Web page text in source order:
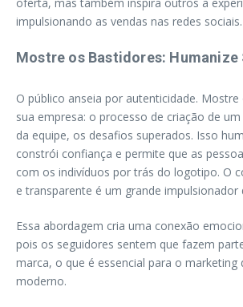
impulsionando as vendas nas redes sociais.
Mostre os Bastidores: Humanize
O público anseia por autenticidade.
sua empresa: o processo de criação de
da equipe, os desafios superados. Isso
constrói confiança e permite que as
com os indivíduos por trás do logotipo. O
e transparente é um grande impulsionador
Essa abordagem cria uma conexão
pois os seguidores sentem que fazem
marca, o que é essencial para o marketing
moderno.